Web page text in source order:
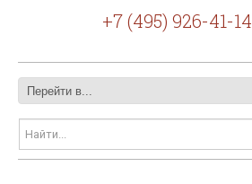
+7 (495) 926-41-14